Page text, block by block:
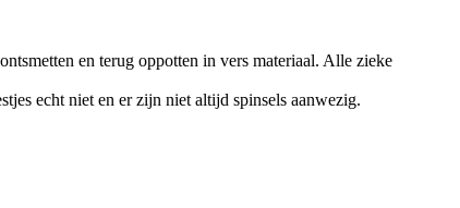
en terug oppotten in vers materiaal. Alle zieke
echt niet en er zijn niet altijd spinsels aanwezig.